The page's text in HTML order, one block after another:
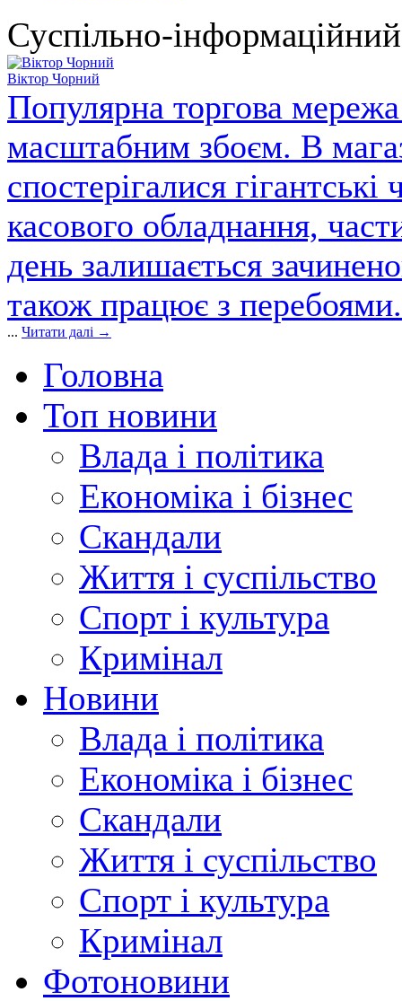
Суспільно-
Віктор Чорний
Популярна торгова
масштабним збоєм. В
спостерігалися
касового обладнання,
день залишається
також працює з
... Читати далі →
Головна
Топ новини
Влада і політика
Економіка і бізнес
Скандали
Життя і суспільство
Спорт і культура
Кримінал
Новини
Влада і політика
Економіка і бізнес
Скандали
Життя і суспільство
Спорт і культура
Кримінал
Фотоновини